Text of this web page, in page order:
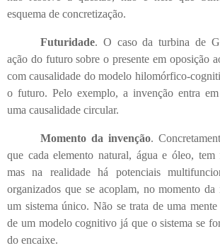
esquema de concretização.
Futuridade. O caso da turbina de
ação do futuro sobre o presente em oposição
com causalidade do modelo hilomórfico-
o futuro. Pelo exemplo, a invenção entra
uma causalidade circular.
Momento da invenção.
que cada elemento natural, água e óleo, tem
mas na realidade há potenciais
organizados que se acoplam, no momento
um sistema único. Não se trata de uma
de um modelo cognitivo já que o sistema se
do encaixe.